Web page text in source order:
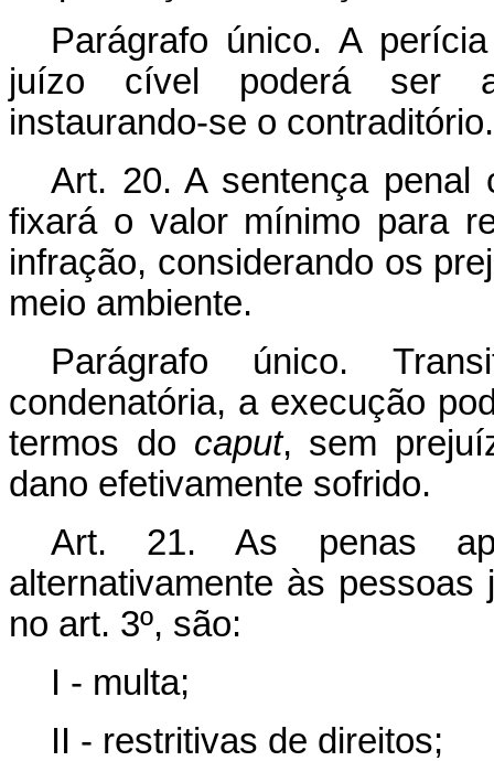
Parágrafo único. A
juízo cível poderá ser
instaurando-se o contraditório.
Art. 20. A sentença penal
fixará o valor mínimo para
infração, considerando os
meio ambiente.
Parágrafo único.
condenatória, a execução
termos do caput, sem
dano efetivamente sofrido.
Art. 21. As penas
alternativamente às
no art. 3º, são:
I - multa;
II - restritivas de direitos;